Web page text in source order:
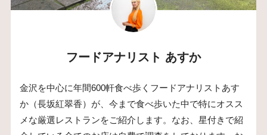
フードアナリスト あすか
金沢を中心に年間600軒食べ歩くフードアナリストあす
か（長坂紅翠香）が、今まで食べ歩いた中で特にオスス
メな厳選レストランをご紹介します。なお、星付きで紹